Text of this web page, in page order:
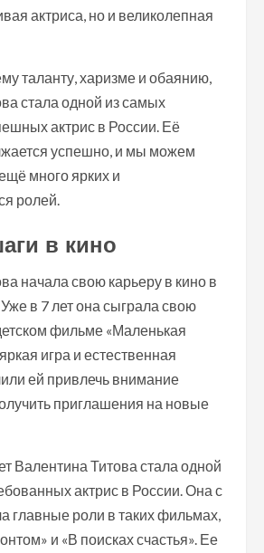
актриса, но и великолепная
таланту, харизме и обаянию,
стала одной из самых
актрис в России. Её
успешно, и мы можем
много ярких и
ролей.
в кино
начала свою карьеру в кино в
в 7 лет она сыграла свою
фильме «Маленькая
игра и естественная
ей привлечь внимание
приглашения на новые
Валентина Титова стала одной
актрис в России. Она с
главные роли в таких фильмах,
и «В поисках счастья». Ее